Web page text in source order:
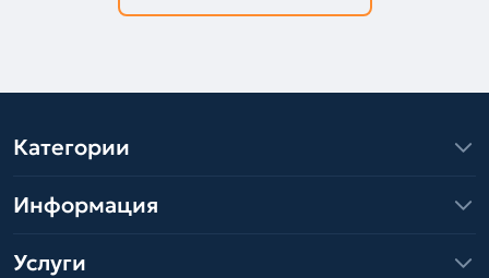
Категории
Информация
Услуги